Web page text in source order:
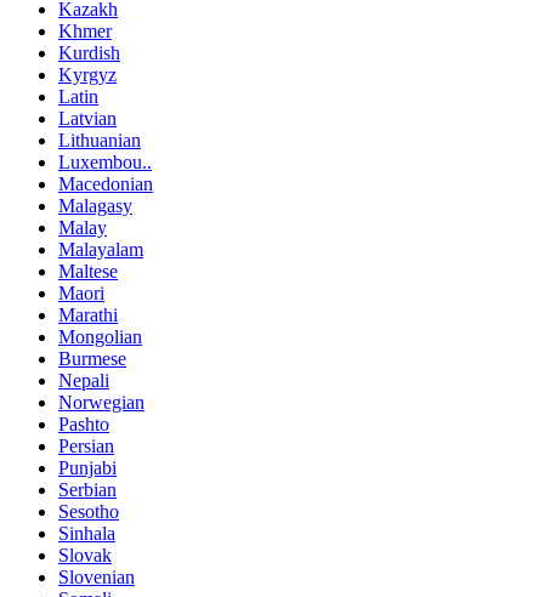
Kazakh
Khmer
Kurdish
Kyrgyz
Latin
Latvian
Lithuanian
Luxembou..
Macedonian
Malagasy
Malay
Malayalam
Maltese
Maori
Marathi
Mongolian
Burmese
Nepali
Norwegian
Pashto
Persian
Punjabi
Serbian
Sesotho
Sinhala
Slovak
Slovenian